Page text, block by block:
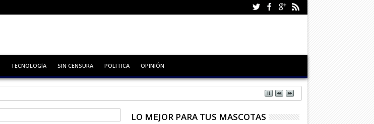
TECNOLOGÍA SIN CENSURA POLITICA OPINIÓN
LO MEJOR PARA TUS MASCOTAS